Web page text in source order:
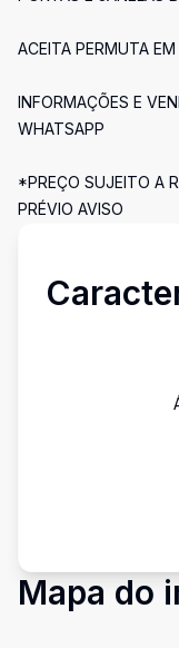
ACEITA PERMUTA
INFORMAÇÕES E
WHATSAPP
*PREÇO SUJEITO A
PRÉVIO AVISO
Mapa do